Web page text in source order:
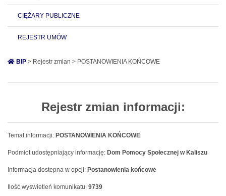
CIĘŻARY PUBLICZNE
REJESTR UMÓW
BIP > Rejestr zmian > POSTANOWIENIA KOŃCOWE
Rejestr zmian informacji:
Temat informacji: POSTANOWIENIA KOŃCOWE
Podmiot udostępniający informację: Dom Pomocy Społecznej w Kaliszu
Informacja dostepna w opcji: Postanowienia końcowe
Ilość wyswietleń komunikatu: 9739